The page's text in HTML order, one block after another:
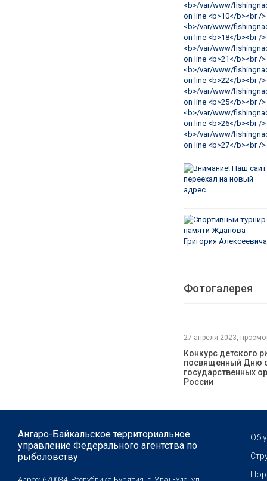
Фотогалерея
27 апреля 2023,
Конкурс детского
посвященный Дню
государственных
России
Ангаро-Байкальское территориальное
управление Федерального агентства по
рыболовству
Об